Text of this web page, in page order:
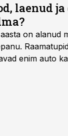
laenud
on alanud
enim auto